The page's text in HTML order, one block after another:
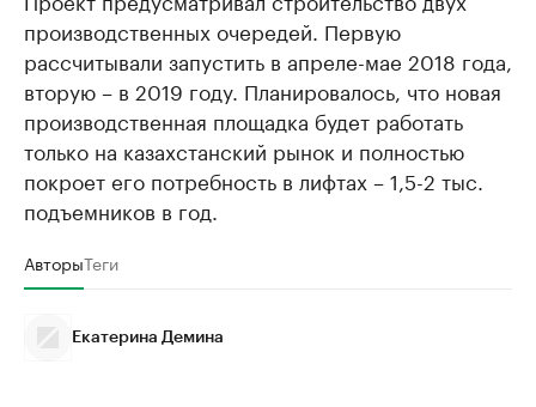
производственных очередей. Первую
рассчитывали запустить в апреле-мае 2018 года,
вторую – в 2019 году. Планировалось, что новая
производственная площадка будет работать
только на казахстанский рынок и полностью
покроет его потребность в лифтах – 1,5-2 тыс.
подъемников в год.
АвторыТеги
Екатерина Демина